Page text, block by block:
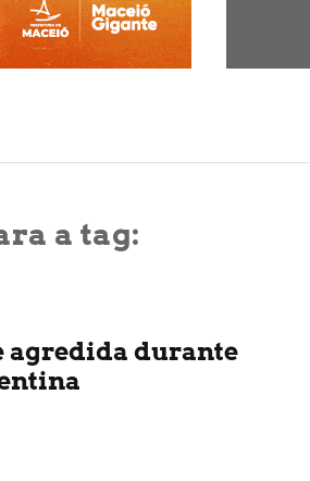
a tag:
agredida durante